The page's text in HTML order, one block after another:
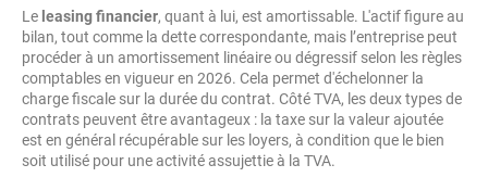
Le leasing financier, quant à lui, est amortissable. L'actif figure au
bilan, tout comme la dette correspondante, mais l’entreprise peut
procéder à un amortissement linéaire ou dégressif selon les règles
comptables en vigueur en 2026. Cela permet d'échelonner la
charge fiscale sur la durée du contrat. Côté TVA, les deux types de
contrats peuvent être avantageux : la taxe sur la valeur ajoutée
est en général récupérable sur les loyers, à condition que le bien
soit utilisé pour une activité assujettie à la TVA.